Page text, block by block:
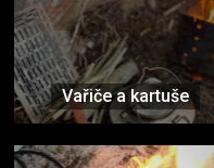
Vařiče a kartuše